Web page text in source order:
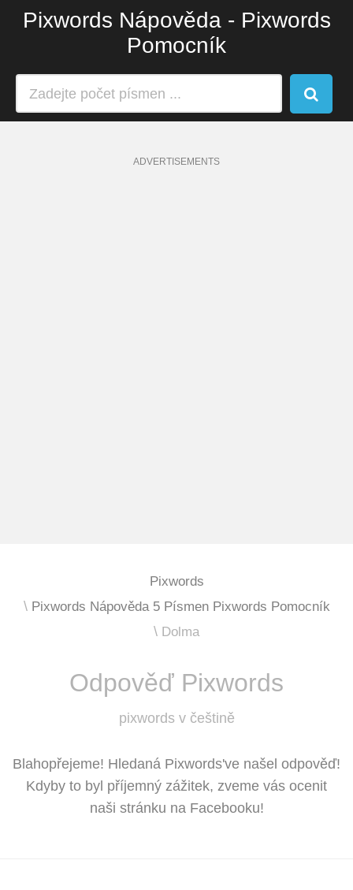
Pixwords Nápověda - Pixwords
Pomocník
ADVERTISEMENTS
Pixwords
Pixwords Nápověda 5 Písmen Pixwords Pomocník
Dolma
Odpověď Pixwords
pixwords v češtině
Blahopřejeme! Hledaná Pixwords've našel odpověď!
Kdyby to byl příjemný zážitek, zveme vás ocenit
naši stránku na Facebooku!